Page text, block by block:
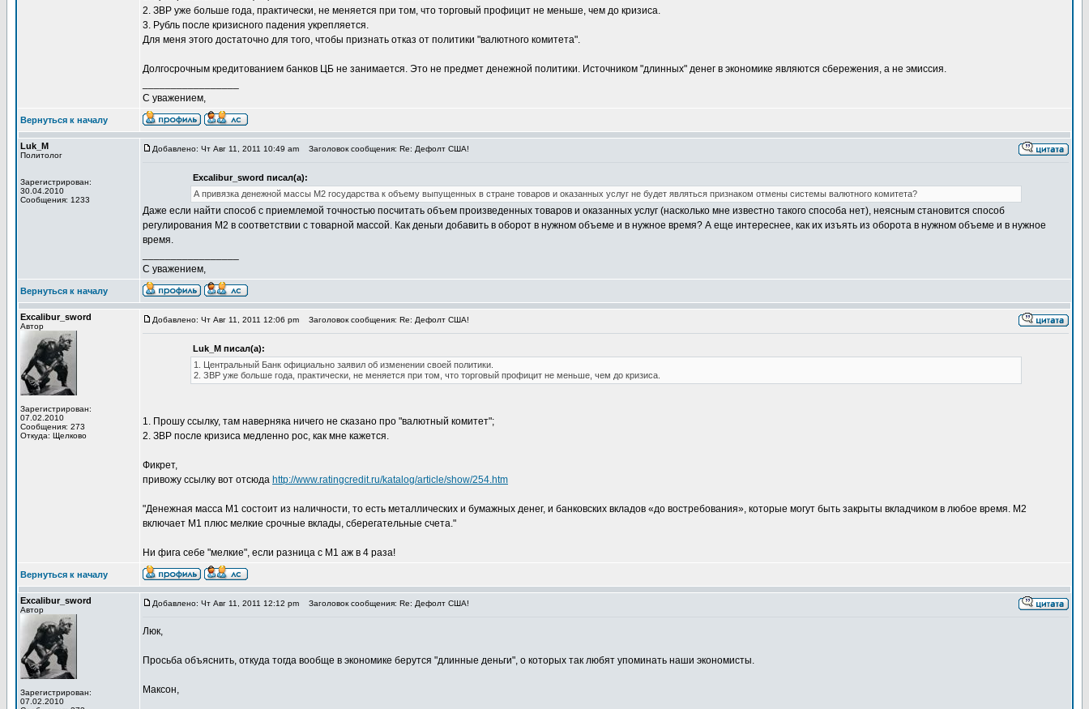
2. ЗВР уже больше года, практически, не меняется при том, что торговый профицит не меньше, чем до кризиса.
3. Рубль после кризисного падения укрепляется.
Для меня этого достаточно для того, чтобы признать отказ от политики "валютного комитета".
Долгосрочным кредитованием банков ЦБ не занимается. Это не предмет денежной политики. Источником "длинных" денег в экономике являются сбережения, а не эмиссия.
С уважением,
Вернуться к началу
Luk_M
Политолог
Зарегистрирован:
30.04.2010
Сообщения: 1233
Добавлено: Чт Авг 11, 2011 10:49 am Заголовок сообщения: Re: Дефолт США!
Excalibur_sword писал(а):
А привязка денежной массы М2 государства к объему выпущенных в стране товаров и оказанных услуг не будет являться признаком отмены системы валютного комитета?
Даже если найти способ с приемлемой точностью посчитать объем произведенных товаров и оказанных услуг (насколько мне известно такого способа нет), неясным становится способ
регулирования М2 в соответствии с товарной массой. Как деньги добавить в оборот в нужном объеме и в нужное время? А еще интереснее, как их изъять из оборота в нужном объеме и в нужное
время.
С уважением,
Вернуться к началу
Excalibur_sword
Автор
Зарегистрирован:
07.02.2010
Сообщения: 273
Откуда: Щелково
Добавлено: Чт Авг 11, 2011 12:06 pm Заголовок сообщения: Re: Дефолт США!
Luk_M писал(а):
1. Центральный Банк официально заявил об изменении своей политики.
2. ЗВР уже больше года, практически, не меняется при том, что торговый профицит не меньше, чем до кризиса.
1. Прошу ссылку, там наверняка ничего не сказано про "валютный комитет";
2. ЗВР после кризиса медленно рос, как мне кажется.
Фикрет,
привожу ссылку вот отсюда http://www.ratingcredit.ru/katalog/article/show/254.htm
"Денежная масса М1 состоит из наличности, то есть металлических и бумажных денег, и банковских вкладов «до востребования», которые могут быть закрыты вкладчиком в любое время. М2
включает М1 плюс мелкие срочные вклады, сберегательные счета."
Ни фига себе "мелкие", если разница с М1 аж в 4 раза!
Вернуться к началу
Excalibur_sword
Автор
Зарегистрирован:
07.02.2010
Добавлено: Чт Авг 11, 2011 12:12 pm Заголовок сообщения: Re: Дефолт США!
Люк,
Просьба объяснить, откуда тогда вообще в экономике берутся "длинные деньги", о которых так любят упоминать наши экономисты.
Максон,